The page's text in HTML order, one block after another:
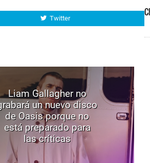
Twitter
Liam Gallagher no
un nuevo disco
de Oasis porque no
está preparado para
las críticas